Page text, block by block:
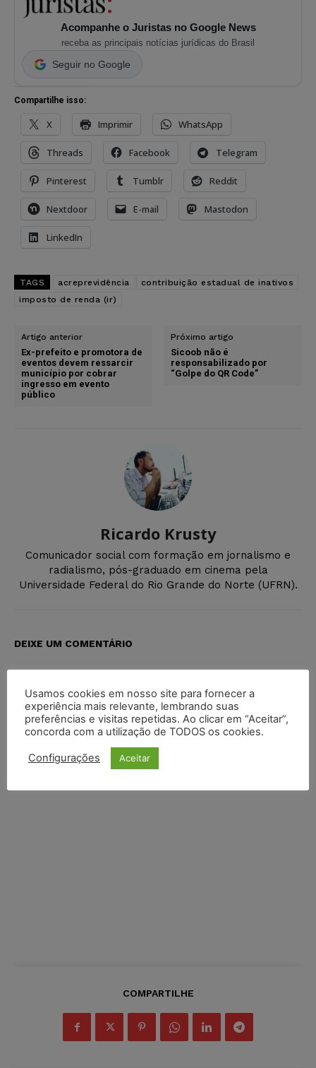
Acompanhe o Juristas no Google News
receba as principais notícias jurídicas do Brasil
Seguir no Google
Compartilhe isso:
X Imprimir WhatsApp
Threads Facebook Telegram
Pinterest Tumblr Reddit
Nextdoor E-mail Mastodon
LinkedIn
TAGS acreprevidência
contribuição estadual de inativos
imposto de renda (ir)
Artigo anterior
Ex-prefeito e promotora de
eventos devem ressarcir
município por cobrar
ingresso em evento
público
Próximo artigo
Sicoob não é
responsabilizado por
“Golpe do QR Code”
Ricardo Krusty
Comunicador social com formação em jornalismo e
radialismo, pós-graduado em cinema pela
Universidade Federal do Rio Grande do Norte (UFRN).
DEIXE UM COMENTÁRIO
COMPARTILHE
Usamos cookies em nosso site para fornecer a
experiência mais relevante, lembrando suas
preferências e visitas repetidas. Ao clicar em “Aceitar”,
concorda com a utilização de TODOS os cookies.
Configurações Aceitar